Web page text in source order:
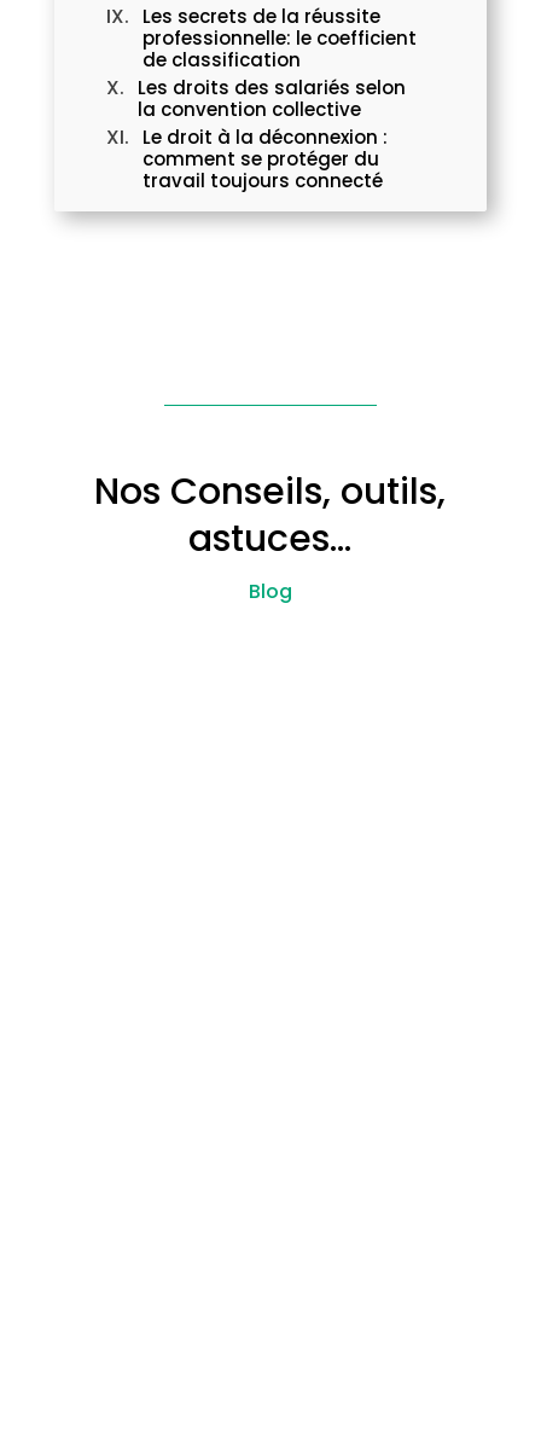
Les secrets de la réussite
professionnelle: le coefficient
de classification
Les droits des salariés selon
la convention collective
Le droit à la déconnexion :
comment se protéger du
travail toujours connecté
Nos Conseils, outils,
astuces…
Blog